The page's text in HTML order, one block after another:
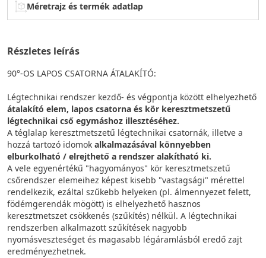
Méretrajz és termék adatlap
Részletes leírás
90°-OS LAPOS CSATORNA ÁTALAKÍTÓ:
Légtechnikai rendszer kezdő- és végpontja között elhelyezhető
átalakító elem, lapos csatorna és kör keresztmetszetű
légtechnikai cső egymáshoz illesztéséhez.
A téglalap keresztmetszetű légtechnikai csatornák, illetve a
hozzá tartozó idomok alkalmazásával könnyebben
elburkolható / elrejthető a rendszer alakítható ki.
A vele egyenértékű "hagyományos" kör keresztmetszetű
csőrendszer elemeihez képest kisebb "vastagsági" mérettel
rendelkezik, ezáltal szűkebb helyeken (pl. álmennyezet felett,
födémgerendák mögött) is elhelyezhető hasznos
keresztmetszet csökkenés (szűkítés) nélkül. A légtechnikai
rendszerben alkalmazott szűkítések nagyobb
nyomásveszteséget és magasabb légáramlásból eredő zajt
eredményezhetnek.